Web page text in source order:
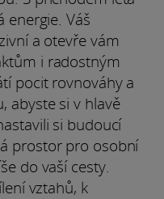
energie. Váš
a otevře vám
i radostným
pocit rovnováhy a
abyste si v hlavě
si budoucí
prostor pro osobní
do vaší cesty.
vztahů, k